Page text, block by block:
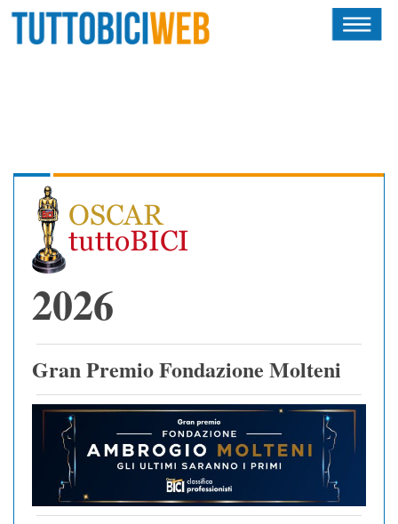
ATLETI
CALENDARIO
OSCAR
ALBI D'ORO
NEWSLETTER
2026
Gran Premio Fondazione Molteni